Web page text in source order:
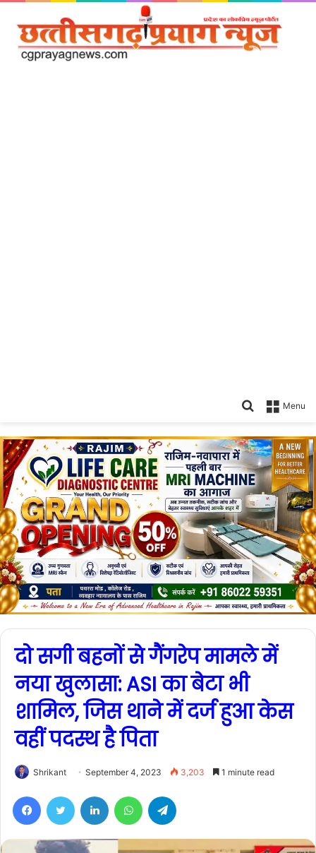
Menu
Search
दो सगी बहनों से गैंगरेप मामले में
नया खुलासा: ASI का बेटा भी
शामिल, जिस थाने में दर्ज हुआ केस
वहीं पदस्थ है पिता
Shrikant September 4, 2023 3,203 1 minute read